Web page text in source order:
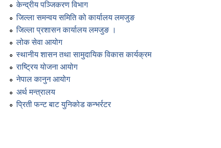
केन्द्रीय पञ्जिकरण विभाग
जिल्ला समन्वय समिति को कार्यालय लमजुङ
जिल्ला प्रशासन कार्यालय लमजुङ ।
लोक सेवा आयोग
स्थानीय शासन तथा सामुदायिक विकास कार्यक्रम
राष्ट्रिय योजना आयोग
नेपाल कानुन आयोग
अर्थ मन्त्रालय
प्रिती फन्ट बाट युनिकोड कन्भर्रटर